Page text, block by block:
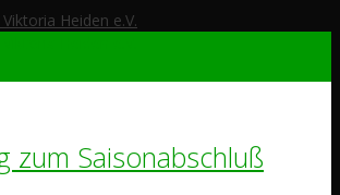
zum Saisonabschluß